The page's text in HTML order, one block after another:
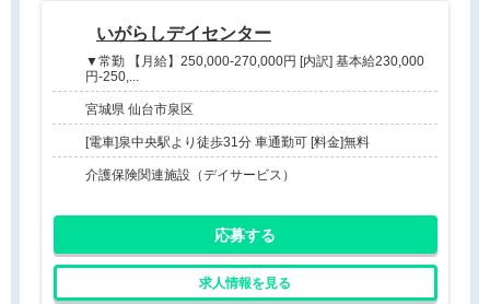
いがらしデイセンター
▼常勤 【月給】250,000-270,000円 [内訳] 基本給230,000
円-250,...
宮城県 仙台市泉区
[電車]泉中央駅より徒歩31分 車通勤可 [料金]無料
介護保険関連施設（デイサービス）
応募する
求人情報を見る